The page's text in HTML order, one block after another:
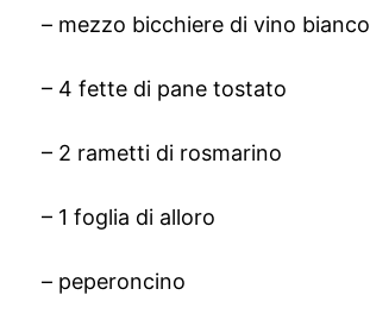
– mezzo bicchiere di vino bianco
– 4 fette di pane tostato
– 2 rametti di rosmarino
– 1 foglia di alloro
– peperoncino